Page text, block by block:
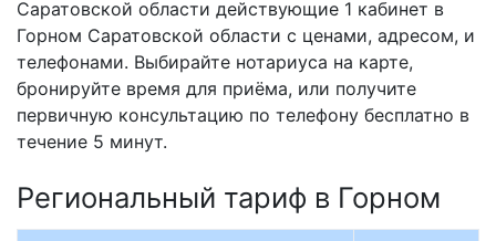
Саратовской области действующие 1 кабинет в
Горном Саратовской области с ценами, адресом, и
телефонами. Выбирайте нотариуса на карте,
бронируйте время для приёма, или получите
первичную консультацию по телефону бесплатно в
течение 5 минут.
Региональный тариф в Горном